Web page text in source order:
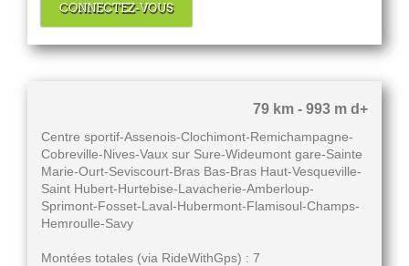
CONNECTEZ-VOUS
79 km - 993 m d+
Centre sportif-Assenois-Clochimont-Remichampagne-
Cobreville-Nives-Vaux sur Sure-Wideumont gare-Sainte
Marie-Ourt-Seviscourt-Bras Bas-Bras Haut-Vesqueville-
Saint Hubert-Hurtebise-Lavacherie-Amberloup-
Sprimont-Fosset-Laval-Hubermont-Flamisoul-Champs-
Hemroulle-Savy
Montées totales (via RideWithGps) : 7